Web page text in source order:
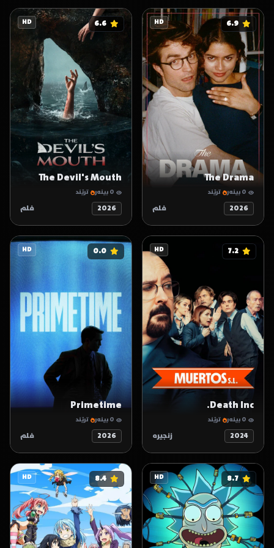
HD 6.9
The Drama
0 بینەر ترێند
2026 فلم
HD 6.6
The Devil's Mouth
0 بینەر ترێند
2026 فلم
HD 7.2
Death Inc.
0 بینەر ترێند
2024 زنجیرە
HD 0.0
Primetime
0 بینەر ترێند
2026 فلم
HD 8.7
HD 8.4